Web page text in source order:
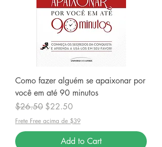
Como fazer alguém se apaixonar por
você em até 90 minutos
Regular Price
$26.50 Sale Price
$22.50
Frete Free acima de $39
Add to Cart